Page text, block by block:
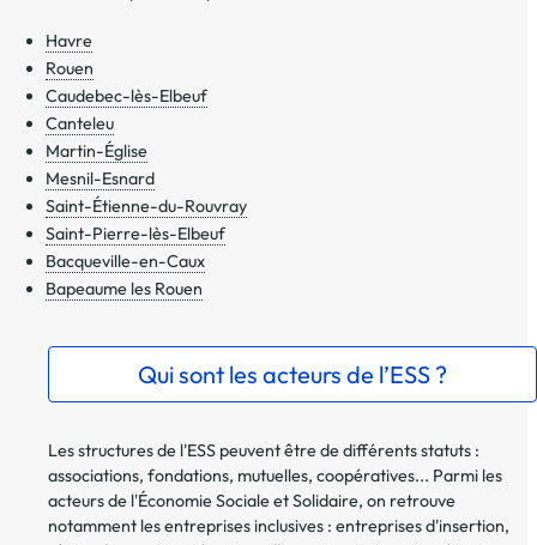
Havre
Rouen
Caudebec-lès-Elbeuf
Canteleu
Martin-Église
Mesnil-Esnard
Saint-Étienne-du-Rouvray
Saint-Pierre-lès-Elbeuf
Bacqueville-en-Caux
Bapeaume les Rouen
Qui sont les acteurs de l’ESS ?
Les structures de l'ESS peuvent être de différents statuts :
associations, fondations, mutuelles, coopératives... Parmi les
acteurs de l'Économie Sociale et Solidaire, on retrouve
notamment les entreprises inclusives : entreprises d'insertion,